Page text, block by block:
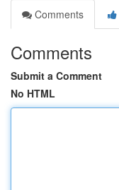
Comments
Comments
Submit a Comment
No HTML